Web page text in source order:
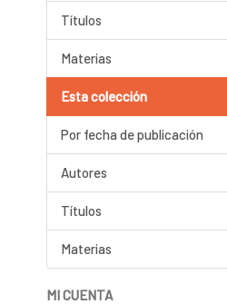
Títulos
Materias
Esta colección
Por fecha de publicación
Autores
Títulos
Materias
MI CUENTA